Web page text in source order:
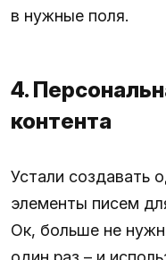
в нужные поля.
4.
контента
Устали создавать
элементы писем
Ок, больше не